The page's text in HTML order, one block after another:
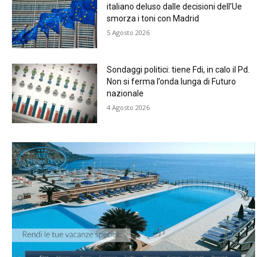
italiano deluso dalle decisioni dell’Ue
smorza i toni con Madrid
5 Agosto 2026
Sondaggi politici: tiene Fdi, in calo il Pd.
Non si ferma l’onda lunga di Futuro
nazionale
4 Agosto 2026